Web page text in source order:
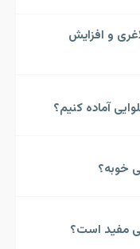
و افزایش
آماده کنیم؟
خوبه؟
مفید است؟